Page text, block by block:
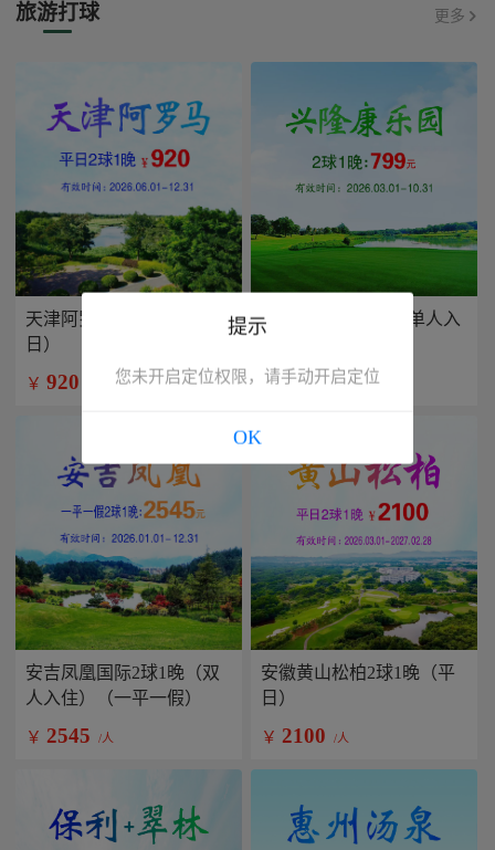
旅游打球 更多
天津阿罗马2球1晚（平
日）
￥ 920
兴隆康乐园2球1晚(单人入
￥799 /人
安吉凤凰国际2球1晚（双
人入住）（一平一假）
￥ 2545 /人
安徽黄山松柏2球1晚（平
日）
￥ 2100 /人
提示
您未开启定位权限，请手动开启定位
OK